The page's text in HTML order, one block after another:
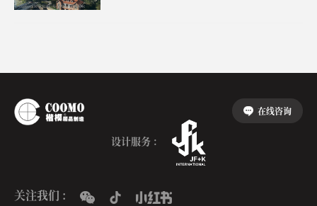
关注我们 :
在线咨询
设计服务 :